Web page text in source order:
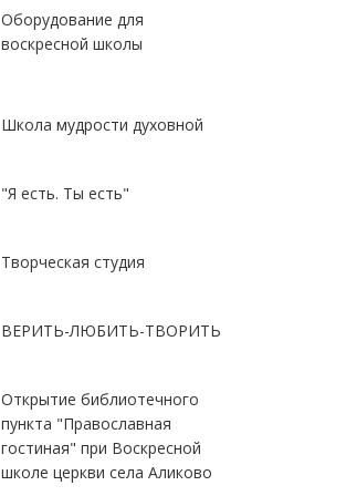
Оборудование для
воскресной школы
Школа мудрости духовной
"Я есть. Ты есть"
Творческая студия
ВЕРИТЬ-ЛЮБИТЬ-ТВОРИТЬ
Открытие библиотечного
пункта "Православная
гостиная" при Воскресной
школе церкви села Аликово